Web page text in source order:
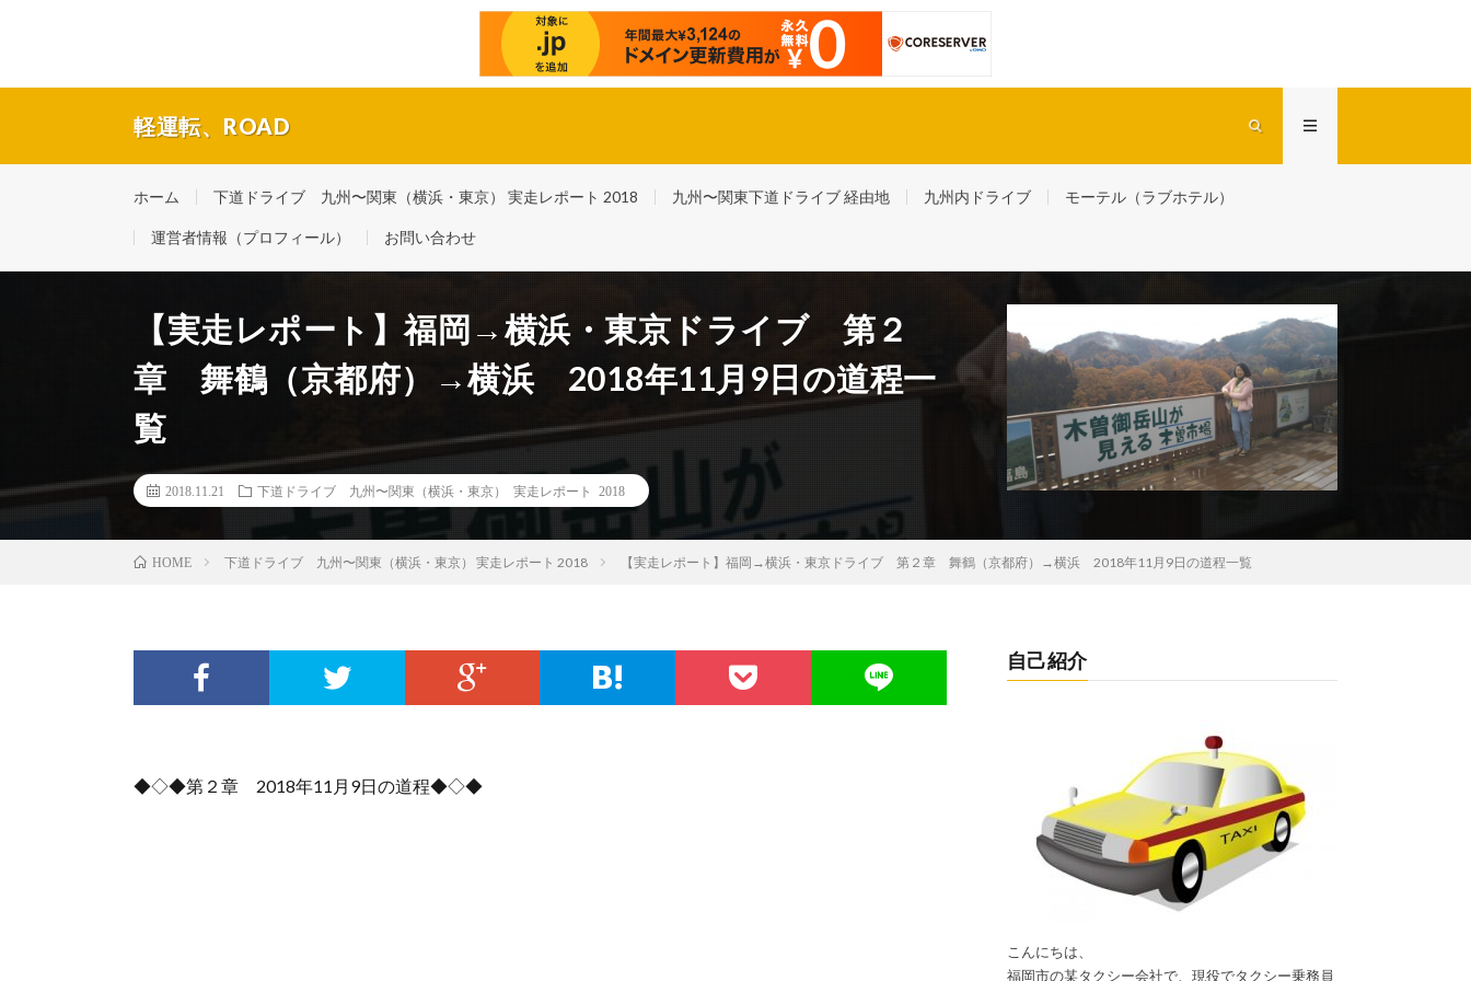
軽運転、ROAD
ホーム 下道ドライブ 九州〜関東（横浜・東京） 実走レポート 2018 九州〜関東下道ドライブ 経由地 九州内ドライブ モーテル（ラブホテル）
運営者情報（プロフィール） お問い合わせ
【実走レポート】福岡→横浜・東京ドライブ 第２
章 舞鶴（京都府）→横浜 2018年11月9日の道程一
覧
2018.11.21 下道ドライブ 九州〜関東（横浜・東京） 実走レポート 2018
HOME 下道ドライブ 九州〜関東（横浜・東京） 実走レポート 2018 【実走レポート】福岡→横浜・東京ドライブ 第２章 舞鶴（京都府）→横浜 2018年11月9日の道程一覧
◆◇◆第２章 2018年11月9日の道程◆◇◆
自己紹介
こんにちは、
福岡市の某タクシー会社で、現役でタクシー乗務員